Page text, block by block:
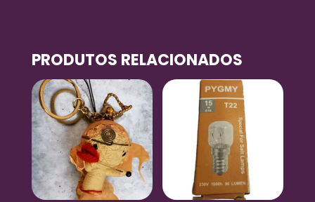
PRODUTOS RELACIONADOS